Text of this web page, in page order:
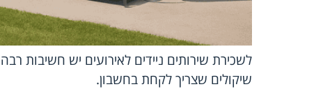
לשכירת שירותים ניידים לאירועים יש חשיבות
שיקולים שצריך לקחת בחשבון.